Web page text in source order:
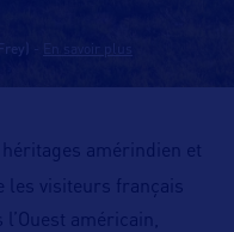
héritages amérindien et
les visiteurs français
américain,